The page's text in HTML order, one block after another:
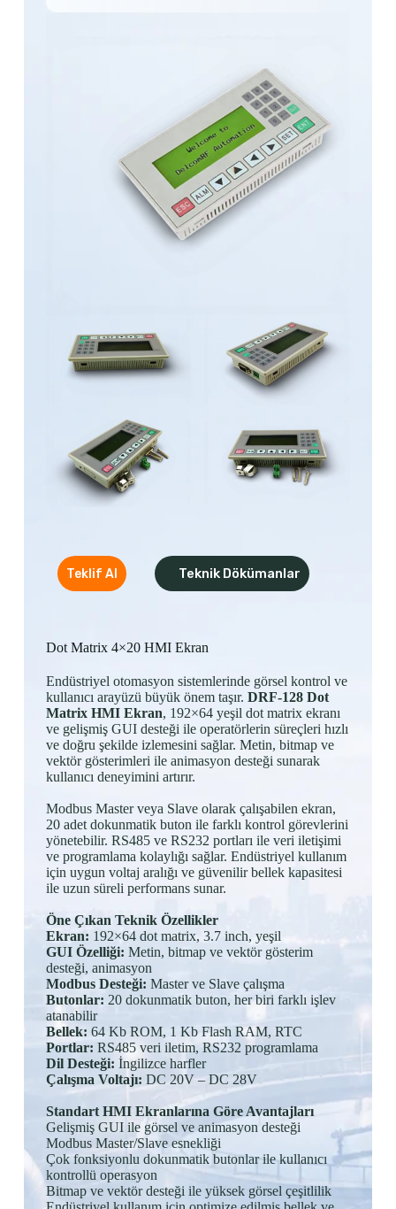
Teklif Al
Email
Telefon
Mesajınız
Teknik Dökümanlar
Adınız Soyadınız
Email*
Telefon
Firma Adı
Mesajınız*
KVKK Rıza Metni‘ni okudum ve kabul
Dot Matrix 4×20 HMI Ekran
Endüstriyel otomasyon sistemlerinde görsel kontrol ve
kullanıcı arayüzü büyük önem taşır. DRF-128 Dot
Matrix HMI Ekran, 192×64 yeşil dot matrix ekranı
ve gelişmiş GUI desteği ile operatörlerin süreçleri hızlı
ve doğru şekilde izlemesini sağlar. Metin, bitmap ve
vektör gösterimleri ile animasyon desteği sunarak
kullanıcı deneyimini artırır.
Modbus Master veya Slave olarak çalışabilen ekran,
20 adet dokunmatik buton ile farklı kontrol görevlerini
yönetebilir. RS485 ve RS232 portları ile veri iletişimi
ve programlama kolaylığı sağlar. Endüstriyel kullanım
için uygun voltaj aralığı ve güvenilir bellek kapasitesi
ile uzun süreli performans sunar.
Öne Çıkan Teknik Özellikler
Ekran: 192×64 dot matrix, 3.7 inch, yeşil
GUI Özelliği: Metin, bitmap ve vektör gösterim
desteği, animasyon
Modbus Desteği: Master ve Slave çalışma
Butonlar: 20 dokunmatik buton, her biri farklı işlev
atanabilir
Bellek: 64 Kb ROM, 1 Kb Flash RAM, RTC
Portlar: RS485 veri iletim, RS232 programlama
Dil Desteği: İngilizce harfler
Çalışma Voltajı: DC 20V – DC 28V
Standart HMI Ekranlarına Göre Avantajları
Gelişmiş GUI ile görsel ve animasyon desteği
Modbus Master/Slave esnekliği
Çok fonksiyonlu dokunmatik butonlar ile kullanıcı
kontrollü operasyon
Bitmap ve vektör desteği ile yüksek görsel çeşitlilik